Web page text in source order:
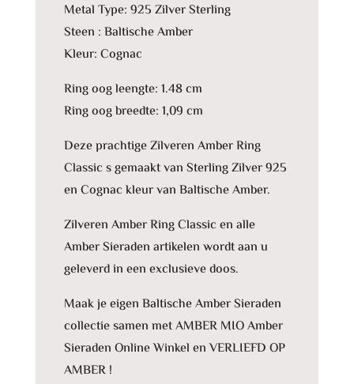
Metal Type: 925 Zilver Sterling
Steen : Baltische Amber
Kleur: Cognac
Ring oog leengte: 1.48 cm
Ring oog breedte: 1,09 cm
Deze prachtige Zilveren Amber Ring
Classic s gemaakt van Sterling Zilver 925
en Cognac kleur van Baltische Amber.
Zilveren Amber Ring Classic en alle
Amber Sieraden artikelen wordt aan u
geleverd in een exclusieve doos.
Maak je eigen Baltische Amber Sieraden
collectie samen met AMBER MIO Amber
Sieraden Online Winkel en VERLIEFD OP
AMBER !